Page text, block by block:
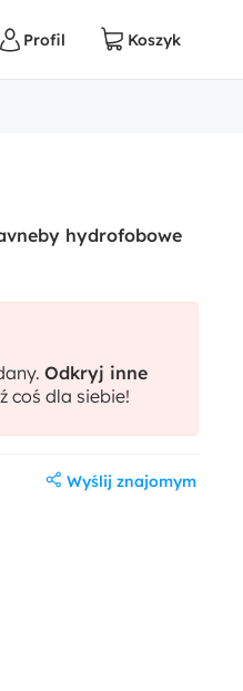
hydrofobowe
Odkryj inne
coś dla siebie!
Wyślij znajomym